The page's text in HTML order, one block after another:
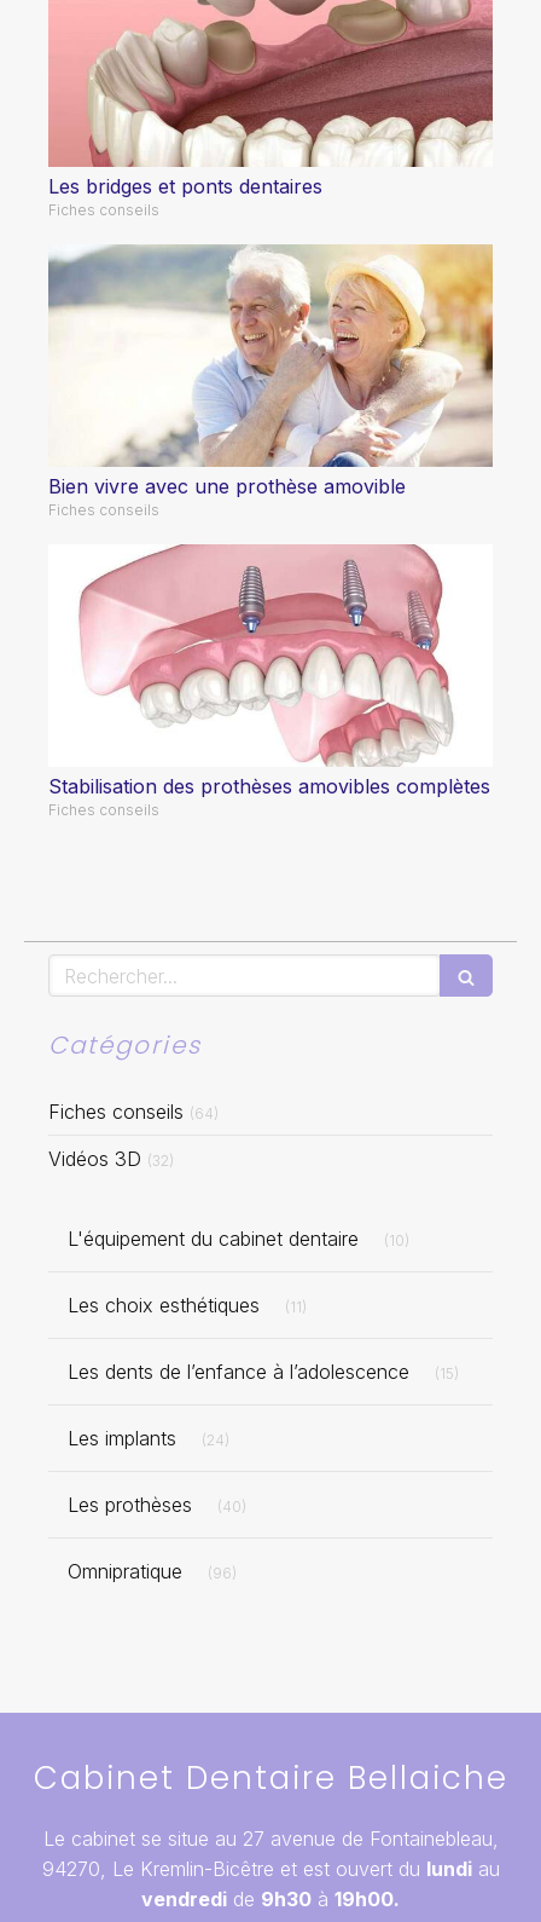
Les bridges et ponts dentaires
Fiches conseils
Bien vivre avec une prothèse amovible
Fiches conseils
Stabilisation des prothèses amovibles complètes
Fiches conseils
Rechercher
Catégories
Fiches conseils (64)
Vidéos 3D (32)
L'équipement du cabinet dentaire (10)
Les choix esthétiques (11)
Les dents de l’enfance à l’adolescence (15)
Les implants (24)
Les prothèses (40)
Omnipratique (96)
Cabinet Dentaire Bellaiche
Le cabinet se situe au 27 avenue de Fontainebleau,
94270, Le Kremlin-Bicêtre et est ouvert du lundiau
vendredi de 9h30 à 19h00.